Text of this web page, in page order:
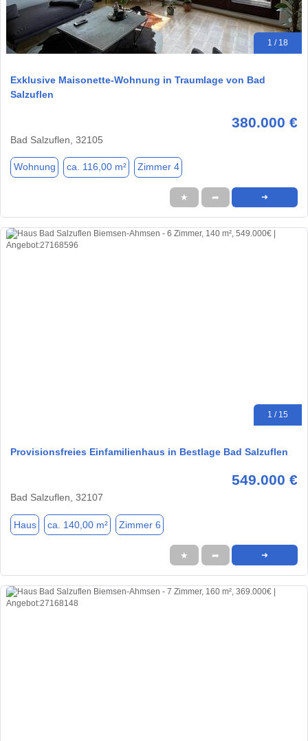
1 / 18
Exklusive Maisonette-Wohnung in Traumlage von Bad
Salzuflen
380.000 €
Bad Salzuflen, 32105
Wohnung ca. 116,00 m² Zimmer 4
★ ➦ ➜
1 / 15
Provisionsfreies Einfamilienhaus in Bestlage Bad Salzuflen
549.000 €
Bad Salzuflen, 32107
Haus ca. 140,00 m² Zimmer 6
★ ➦ ➜